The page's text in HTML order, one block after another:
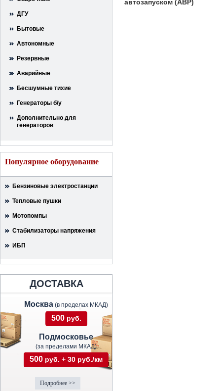
ДГУ
Бытовые
Автономные
Резервные
Аварийные
Бесшумные тихие
Генераторы б/у
Дополнительно для
генераторов
Популярное оборудование
Бензиновые электростанции
Тепловые пушки
Мотопомпы
Стабилизаторы напряжения
ИБП
ДОСТАВКА
Москва (в пределах МКАД)
500 руб.
Подмосковье
(за пределами МКАД)
500 руб. + 30 руб./км
Подробнее >>
автозапуском (АВР)